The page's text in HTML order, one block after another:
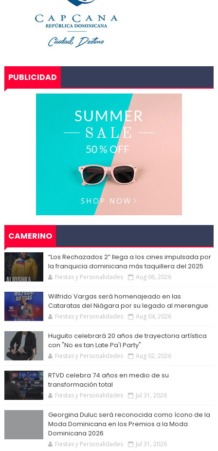
PUBLICIDAD
CAMERINO
“Los Rechazados 2” llega a los cines impulsada por
la franquicia dominicana más taquillera del 2025
Fiestas y Personalidades Aug 06, 2026
Wilfrido Vargas será homenajeado en las
Cataratas del Niágara por su legado al merengue
Fiestas y Personalidades Aug 04, 2026
Huguito celebrará 20 años de trayectoria artística
con "No es tan Late Pa'l Party"
Fiestas y Personalidades Aug 02, 2026
RTVD celebra 74 años en medio de su
transformación total
Fiestas y Personalidades Jul 31, 2026
Georgina Duluc será reconocida como ícono de la
Moda Dominicana en los Premios a la Moda
Dominicana 2026
Fiestas y Personalidades Jul 31, 2026